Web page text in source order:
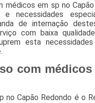
em sp no
necessidades
de internação
com baixa
esta
com
Capão Redondo é o